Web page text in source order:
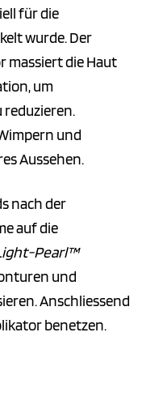
für die
wurde. Der
massiert die Haut
um
reduzieren.
und
Aussehen.
nach der
auf die
Pearl™
und
Anschliessend
benetzen.